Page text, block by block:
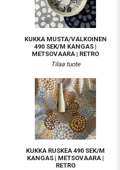
KUKKA MUSTA/VALKOINEN
490 SEK/M KANGAS |
METSOVAARA | RETRO
Tilaa tuote
KUKKA RUSKEA 490 SEK/M
KANGAS | METSOVAARA |
RETRO